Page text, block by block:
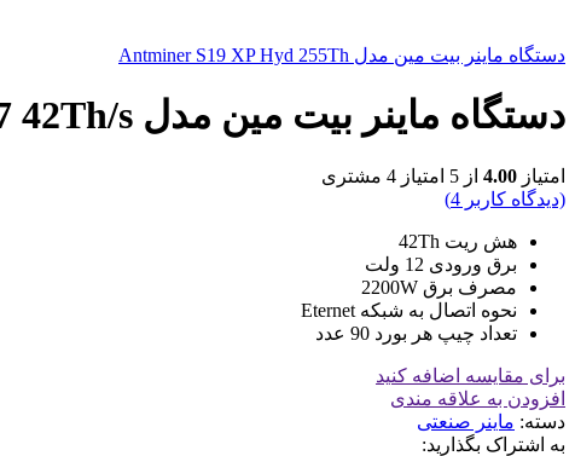
دستگاه ماینر بیت مین مدل Antminer S19 XP Hyd 255Th
دستگاه ماینر بیت مین مدل Antminer T17 42Th/s
امتیاز 4.00 از 5 امتیاز 4 مشتری
(دیدگاه کاربر 4
)
هش ریت 42Th
برق ورودی 12 ولت
مصرف برق 2200W
نحوه اتصال به شبکه Eternet
تعداد چیپ هر بورد 90 عدد
برای مقایسه اضافه کنید
افزودن به علاقه مندی
دسته: ماینر صنعتی
به اشتراک بگذارید: